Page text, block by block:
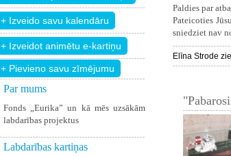
+ Pievieno savu zīmējumu
Par mums
Fonds „Eurika” un kā mēs uzsākām
labdarības projektus
Labdarības kartiņas
Paldies par
Pateicoties
sniedziet nav
Elīna Strode